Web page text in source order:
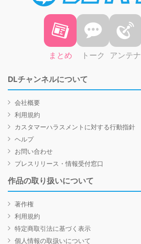
まとめ トーク アンテナ
DLチャンネルについて
会社概要
利用規約
カスタマーハラスメントに対する行動指針
ヘルプ
お問い合わせ
プレスリリース・情報受付窓口
作品の取り扱いについて
著作権
利用規約
特定商取引法に基づく表示
個人情報の取扱いについて